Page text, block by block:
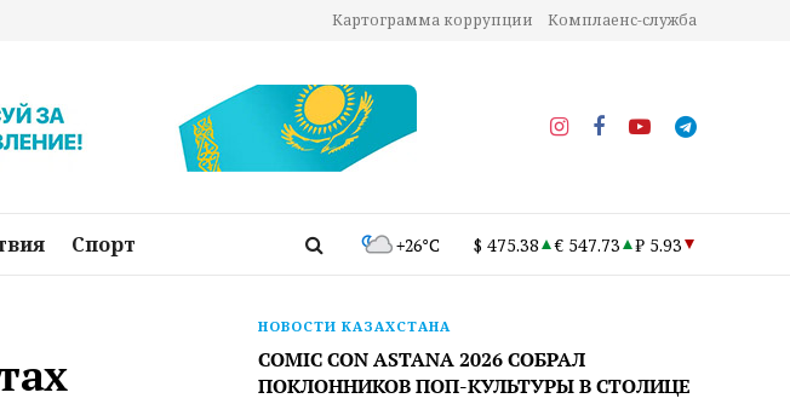
Картограмма коррупции Комплаенс-служба
Спорт +26°C $ 475.38 € 547.73 ₽ 5.93
НОВОСТИ КАЗАХСТАНА
COMIC CON ASTANA 2026 СОБРАЛ
ПОКЛОННИКОВ ПОП-КУЛЬТУРЫ В СТОЛИЦЕ